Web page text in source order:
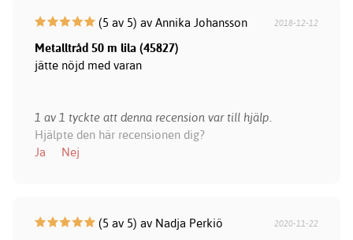
(5 av 5) av Annika Johansson 2018-12-12
Metalltråd 50 m lila (45827)
jätte nöjd med varan
1 av 1 tyckte att denna recension var till hjälp.
Hjälpte den här recensionen dig?
Ja
Nej
(5 av 5) av Nadja Perkiö 2020-11-22